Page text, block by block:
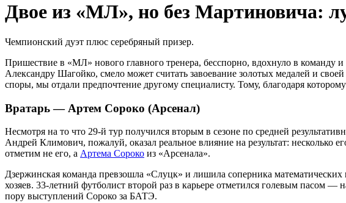
Двое из «МЛ», но без Мартиновича:
Чемпионский дуэт плюс серебряный призер.
Пришествие в «МЛ» нового главного тренера, бесспорно, вдохнуло в
Александру Шагойко, смело может считать завоевание золотых медалей и
споры, мы отдали предпочтение другому специалисту. Тому, благодаря
Вратарь — Артем Сороко (Арсенал)
Несмотря на то что 29-й тур получился вторым в сезоне по средней
Андрей Климович, пожалуй, оказал реальное влияние на результат:
отметим не его, а Артема Сороко из «Арсенала».
Дзержинская команда превзошла «Слуцк» и лишила соперника
хозяев. 33-летний футболист второй раз в карьере отметился голевым пасом
пору выступлений Сороко за БАТЭ.